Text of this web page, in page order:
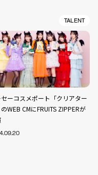
TALENT
ーコスメポート「クリアター
WEB CMにFRUITS ZIPPERが